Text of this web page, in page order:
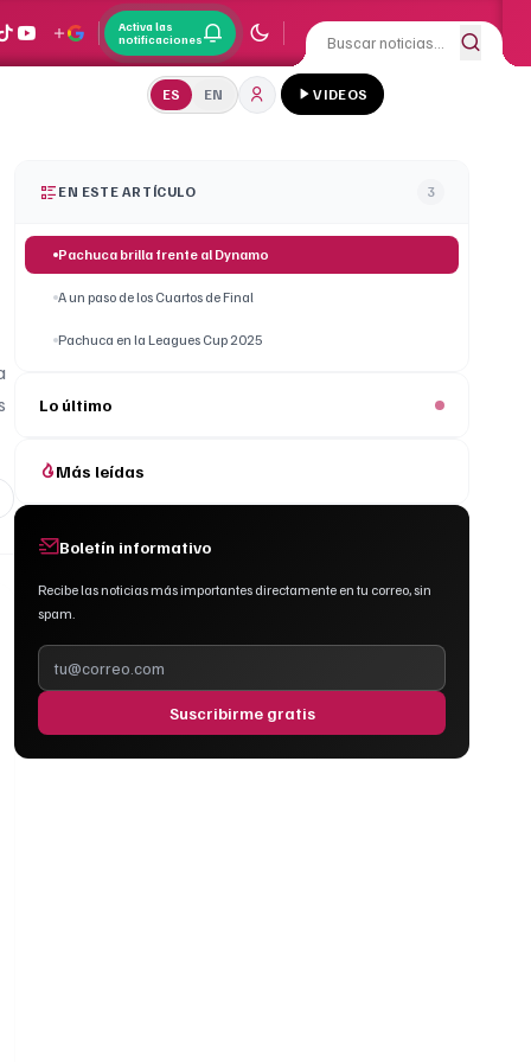
Activa las
notificaciones
ES EN VIDEOS
EN ESTE ARTÍCULO 3
Pachuca brilla frente al Dynamo
A un paso de los Cuartos de Final
Pachuca en la Leagues Cup 2025
Lo último
Más leídas
Boletín informativo
Recibe las noticias más importantes directamente en tu correo, sin
spam.
Suscribirme gratis